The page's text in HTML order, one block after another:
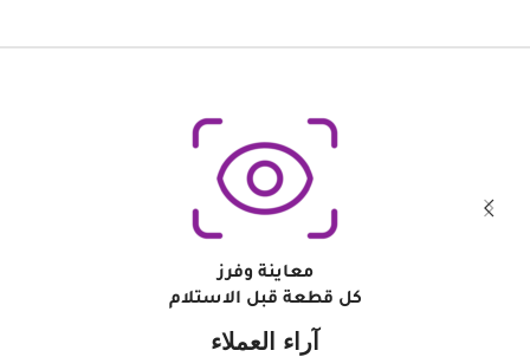
معاينة وفرز
كل قطعة قبل الاستلام
آراء العملاء